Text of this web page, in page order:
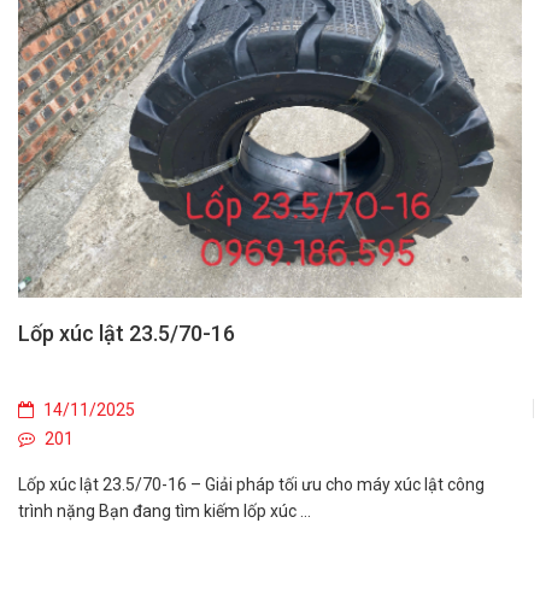
Lốp xúc lật 23.5/70-16
14/11/2025
201
Lốp xúc lật 23.5/70-16 – Giải pháp tối ưu cho máy xúc lật công
trình nặng Bạn đang tìm kiếm lốp xúc ...